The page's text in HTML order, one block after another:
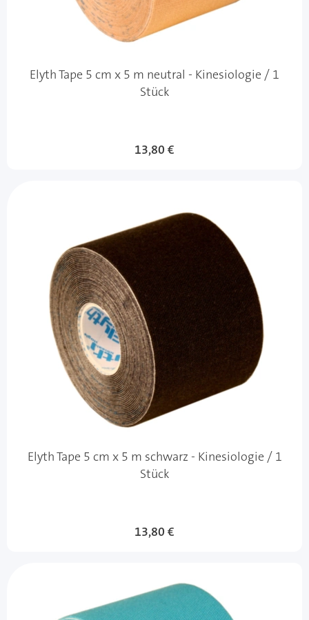
Elyth Tape 5 cm x 5 m neutral - Kinesiologie / 1
Stück
13,80 €
Elyth Tape 5 cm x 5 m schwarz - Kinesiologie / 1
Stück
13,80 €